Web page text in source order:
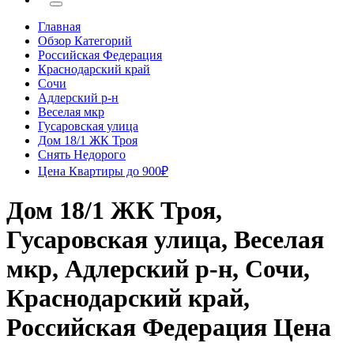
Главная
Обзор Категорий
Российская Федерация
Краснодарский край
Сочи
Адлерский р-н
Веселая мкр
Гусаровская улица
Дом 18/1 ЖК Троя
Снять Недорого
Цена Квартиры до 900₽
Дом 18/1 ЖК Троя,
Гусаровская улица, Веселая
мкр, Адлерский р-н, Сочи,
Краснодарский край,
Российская Федерация Цена